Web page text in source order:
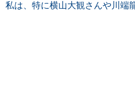
私は、特に横山大観さんや川端